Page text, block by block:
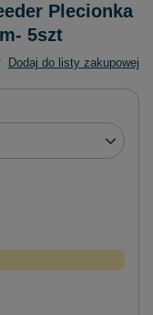
Plecionka
5szt
Dodaj do listy zakupowej